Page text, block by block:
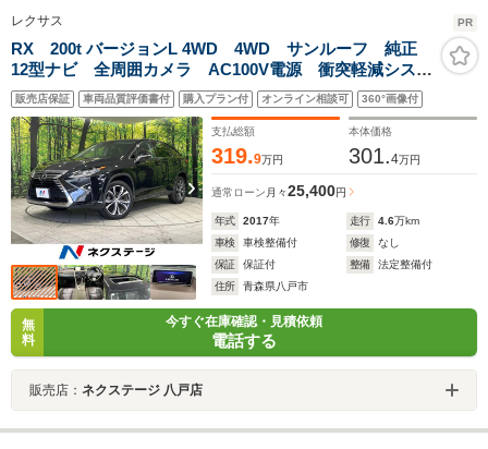
レクサス PR
RX 200t バージョンL 4WD 4WD サンルーフ 純正
12型ナビ 全周囲カメラ AC100V電源 衝突軽減システ
ム レーダークルーズ 禁煙車 パワーバックドア 革
シート シートヒーター パワーシート ドラレコ ス
マートキー ETC
販売店保証 車両品質評価書付 購入プラン付 オンライン相談可 360°画像付
支払総額
319.9万円
本体価格
301.4万円
通常ローン 月々25,400円
年式 2017年 走行 4.6万km
車検
車検整備付 修復
なし
保証
保証付 整備
法定整備付
住所
青森県八戸市
無
料
今すぐ在庫確認・見積依頼
電話する
販売店： ネクステージ 八戸店